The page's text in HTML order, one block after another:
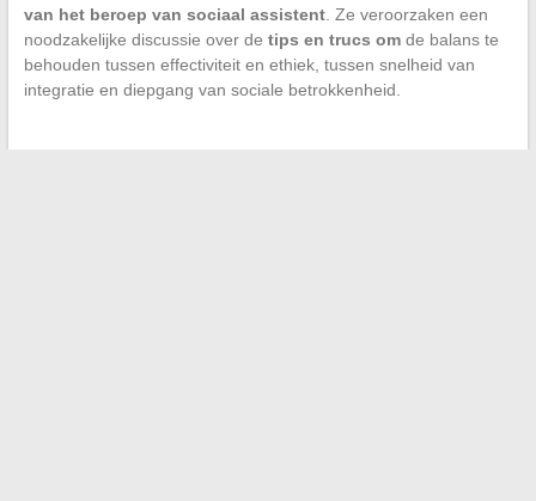
van het beroep van sociaal assistent. Ze veroorzaken een
noodzakelijke discussie over de tips en trucs omde balans te
behouden tussen effectiviteit en ethiek, tussen snelheid van
integratie en diepgang van sociale betrokkenheid.